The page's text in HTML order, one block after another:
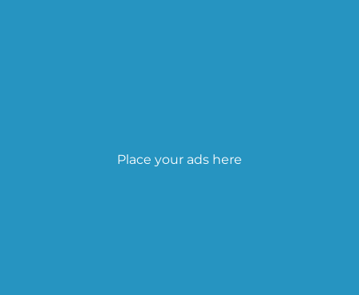
Place your ads here